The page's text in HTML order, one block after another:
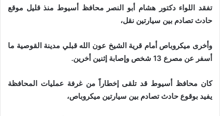
تفقد اللواء دكتور هشام أبو النصر محافظ أسيوط منذ قليل موقع
حادث تصادم بين سيارتين نقل،
وأخرى ميكروباص أمام قرية الشيخ عون الله قبلي مدينة القوصية ما
أسفر عن مصرع 13 شخص وإصابة إثنين أخرين.
كان محافظ أسيوط قد تلقى إخطاراً من غرفة عمليات المحافظة
يفيد بوقوع حادث تصادم بين سيارتين ميكروباص،